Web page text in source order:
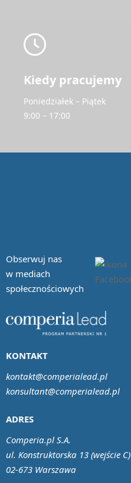
Kiedy pracujemy
Poniedziałek – Piątek
9:00 – 17:00
Obserwuj nas
w mediach
społecznościowych
ADRES
Comperia.pl S.A.
ul. Konstruktorska 13 (wejście C)
02-673 Warszawa
KONTAKT
kontakt@comperialead.pl
konsultant@comperialead.pl